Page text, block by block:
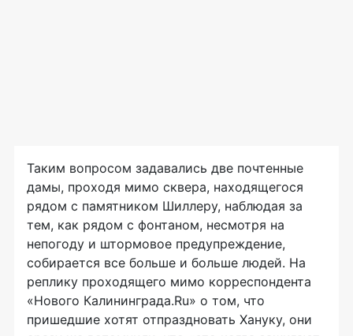
Таким вопросом задавались две почтенные
дамы, проходя мимо сквера, находящегося
рядом с памятником Шиллеру, наблюдая за
тем, как рядом с фонтаном, несмотря на
непогоду и штормовое предупреждение,
собирается все больше и больше людей. На
реплику проходящего мимо корреспондента
«Нового Калининграда.Ru» о том, что
пришедшие хотят отпраздновать Хануку, они